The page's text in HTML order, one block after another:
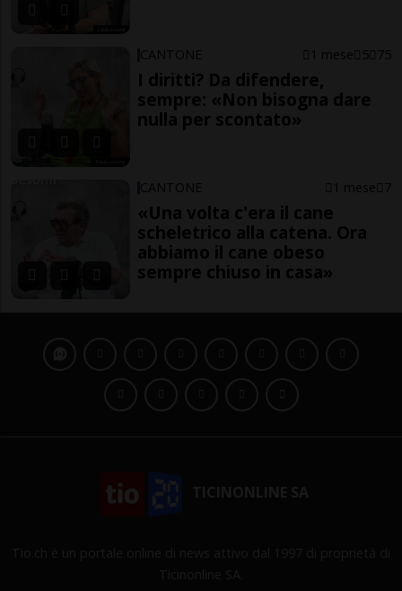
CANTONE 1 mese 5 75
I diritti? Da difendere,
sempre: «Non bisogna dare
nulla per scontato»
CANTONE 1 mese 7
«Una volta c'era il cane
scheletrico alla catena. Ora
abbiamo il cane obeso
sempre chiuso in casa»